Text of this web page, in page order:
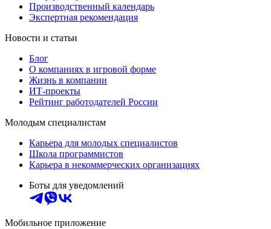
Производственный календарь
Экспертная рекомендация
Новости и статьи
Блог
О компаниях в игровой форме
Жизнь в компании
ИТ-проекты
Рейтинг работодателей России
Молодым специалистам
Карьера для молодых специалистов
Школа программистов
Карьера в некоммерческих организациях
Боты для уведомлений
Мобильное приложение